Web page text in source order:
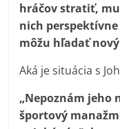
hráčov stratiť,
nich
môžu hľadať
Aká je situácia s
„Nepoznám jeho
športový